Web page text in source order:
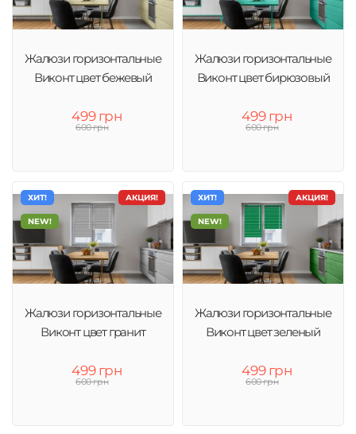
Жалюзи горизонтальные
Виконт цвет бежевый
499 грн
600 грн
Жалюзи горизонтальные
Виконт цвет бирюзовый
499 грн
600 грн
АКЦИЯ!
ХИТ!
NEW!
Жалюзи горизонтальные
Виконт цвет гранит
499 грн
600 грн
АКЦИЯ!
ХИТ!
NEW!
Жалюзи горизонтальные
Виконт цвет зеленый
499 грн
600 грн